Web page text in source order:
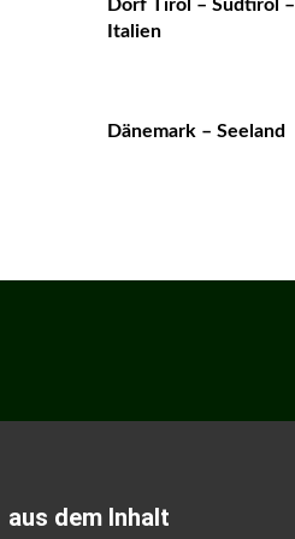
Dorf Tirol – Südtirol –
Italien
Dänemark – Seeland
aus dem Inhalt